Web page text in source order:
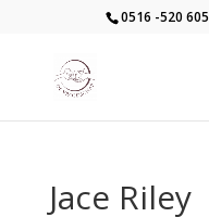
0516 -520 605
Jace Riley